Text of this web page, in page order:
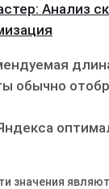
Анализ
обычно
значения